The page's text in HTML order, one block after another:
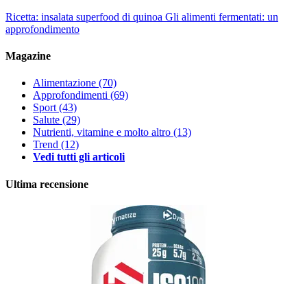
Ricetta: insalata superfood di quinoa Gli alimenti fermentati: un
approfondimento
Magazine
Alimentazione (70)
Approfondimenti (69)
Sport(43)
Salute (29)
Nutrienti, vitamine e molto altro (13)
Trend (12)
Vedi tutti gli articoli
Ultima recensione